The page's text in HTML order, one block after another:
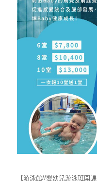
【游泳館//嬰幼兒游泳班開課